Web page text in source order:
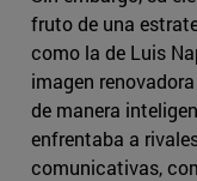
fruto de una
como la de Luis
imagen
de manera
enfrentaba a
comunicativas,